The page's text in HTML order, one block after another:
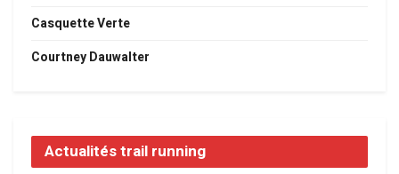
Casquette Verte
Courtney Dauwalter
Actualités trail running